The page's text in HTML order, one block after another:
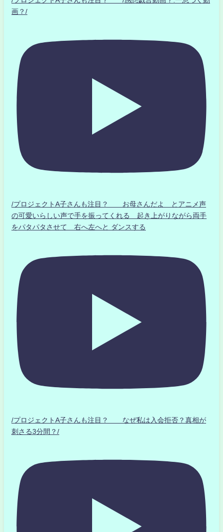
画？/
/プロジェクトA子さんも注目？ お母さんだよ とアニメ声
の可愛いらしい声で手を振ってくれる 起き上がりながら両手
をパタパタさせて 右へ左へと ダンスする
/プロジェクトA子さんも注目？ なぜ私は入会拒否？真相が
刺さる3分間？/